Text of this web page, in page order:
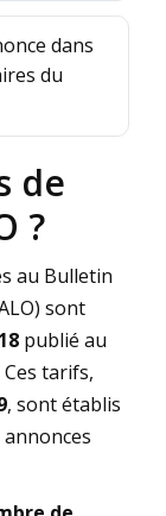
dans
du
de
?
au Bulletin
sont
publié au
tarifs,
, sont établis